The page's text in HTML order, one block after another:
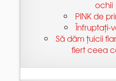
Să dăm țuicii